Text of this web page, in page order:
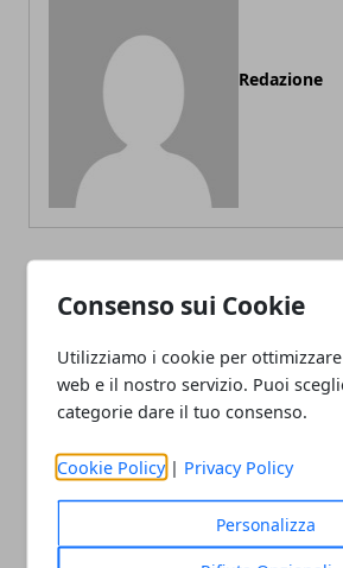
Consenso sui Cookie
Utilizziamo i cookie per
web e il nostro servizio. Puoi
categorie dare il tuo consenso.
Cookie Policy | Privacy Policy
Personalizza
Redazione
ARTICOLI CORRELATI